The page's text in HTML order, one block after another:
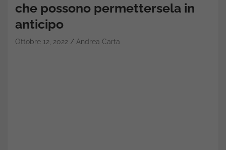
che possono permettersela in
anticipo
Ottobre 12, 2022 Andrea Carta